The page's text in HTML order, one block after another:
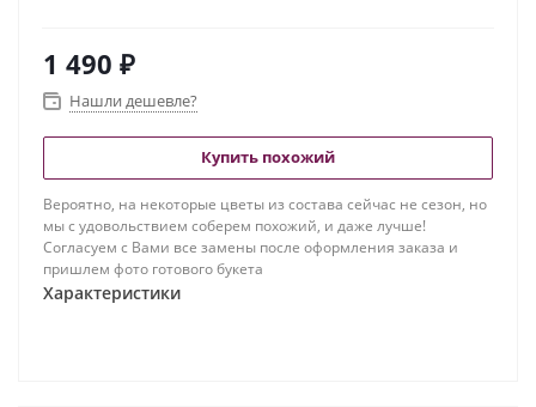
1 490 ₽
Нашли дешевле?
Купить похожий
Вероятно, на некоторые цветы из состава сейчас не сезон, но
мы с удовольствием соберем похожий, и даже лучше!
Согласуем с Вами все замены после оформления заказа и
пришлем фото готового букета
Характеристики